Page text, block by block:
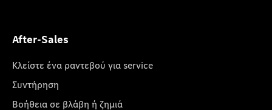
After-Sales
Κλείστε ένα ραντεβού για service
Συντήρηση
Βοήθεια σε βλάβη ή ζημιά